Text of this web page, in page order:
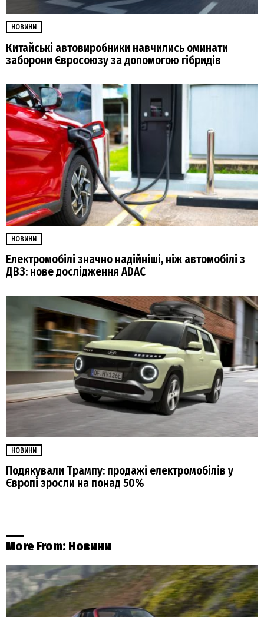
НОВИНИ
Китайські автовиробники навчились оминати
заборони Євросоюзу за допомогою гібридів
НОВИНИ
Електромобілі значно надійніші, ніж автомобілі з
ДВЗ: нове дослідження ADAC
НОВИНИ
Подякували Трампу: продажі електромобілів у
Європі зросли на понад 50%
More From: Новини